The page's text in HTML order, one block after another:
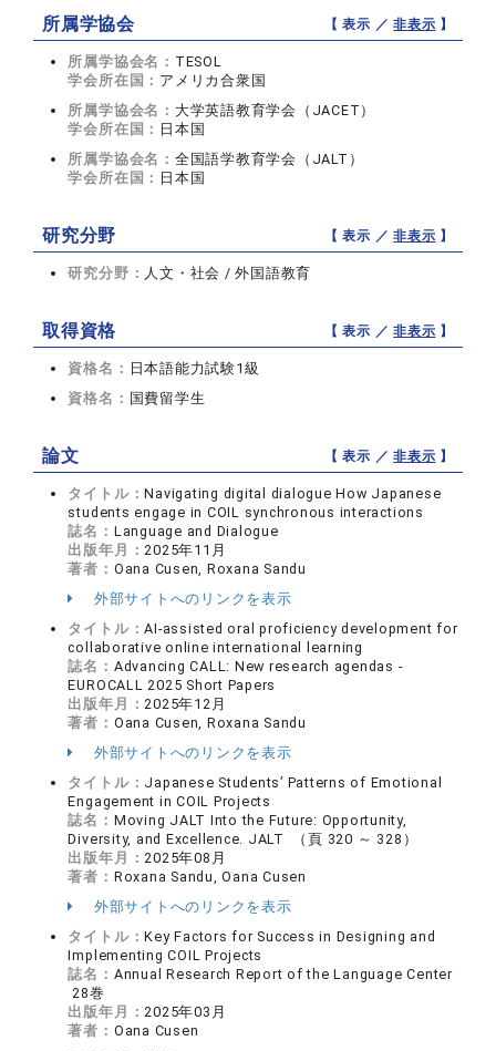
所属学協会 【 表示 ／非表示 】
所属学協会名： TESOL
学会所在国： アメリカ合衆国
所属学協会名： 大学英語教育学会（JACET）
学会所在国： 日本国
所属学協会名： 全国語学教育学会（JALT）
学会所在国： 日本国
研究分野 【 表示 ／非表示 】
研究分野： 人文・社会 / 外国語教育
取得資格 【 表示 ／非表示 】
資格名： 日本語能力試験1級
資格名： 国費留学生
論文 【 表示 ／非表示 】
タイトル：Navigating digital dialogue How Japanese
students engage in COIL synchronous interactions
誌名： Language and Dialogue
出版年月：2025年11月
著者： Oana Cusen, Roxana Sandu
外部サイトへのリンクを表示
タイトル：AI-assisted oral proficiency development for
collaborative online international learning
誌名： Advancing CALL: New research agendas -
EUROCALL 2025 Short Papers
出版年月：2025年12月
著者： Oana Cusen, Roxana Sandu
外部サイトへのリンクを表示
タイトル： Japanese Students’ Patterns of Emotional
Engagement in COIL Projects
誌名： Moving JALT Into the Future: Opportunity,
Diversity, and Excellence. JALT （頁 320 ～ 328）
出版年月：2025年08月
著者： Roxana Sandu, Oana Cusen
外部サイトへのリンクを表示
タイトル：Key Factors for Success in Designing and
Implementing COIL Projects
誌名： Annual Research Report of the Language Center
28巻
出版年月：2025年03月
著者： Oana Cusen